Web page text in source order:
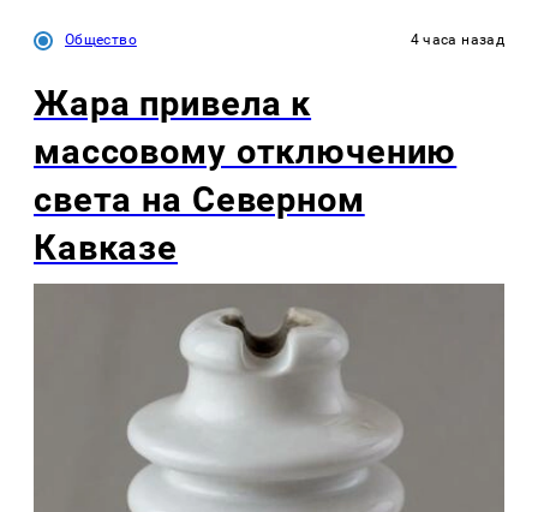
Общество 4 часа назад
Жара привела к
массовому отключению
света на Северном
Кавказе